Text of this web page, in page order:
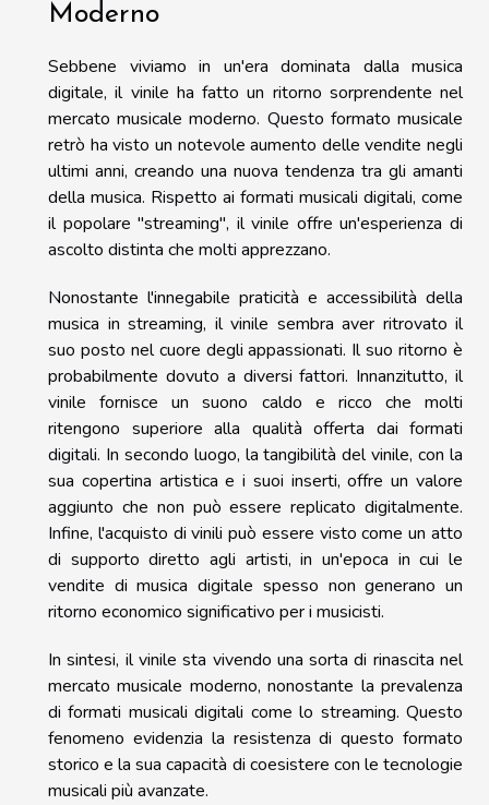
Moderno
Sebbene viviamo in un'era dominata dalla musica
digitale, il vinile ha fatto un ritorno sorprendente nel
mercato musicale moderno. Questo formato musicale
retrò ha visto un notevole aumento delle vendite negli
ultimi anni, creando una nuova tendenza tra gli amanti
della musica. Rispetto ai formati musicali digitali, come
il popolare "streaming", il vinile offre un'esperienza di
ascolto distinta che molti apprezzano.
Nonostante l'innegabile praticità e accessibilità della
musica in streaming, il vinile sembra aver ritrovato il
suo posto nel cuore degli appassionati. Il suo ritorno è
probabilmente dovuto a diversi fattori. Innanzitutto, il
vinile fornisce un suono caldo e ricco che molti
ritengono superiore alla qualità offerta dai formati
digitali. In secondo luogo, la tangibilità del vinile, con la
sua copertina artistica e i suoi inserti, offre un valore
aggiunto che non può essere replicato digitalmente.
Infine, l'acquisto di vinili può essere visto come un atto
di supporto diretto agli artisti, in un'epoca in cui le
vendite di musica digitale spesso non generano un
ritorno economico significativo per i musicisti.
In sintesi, il vinile sta vivendo una sorta di rinascita nel
mercato musicale moderno, nonostante la prevalenza
di formati musicali digitali come lo streaming. Questo
fenomeno evidenzia la resistenza di questo formato
storico e la sua capacità di coesistere con le tecnologie
musicali più avanzate.